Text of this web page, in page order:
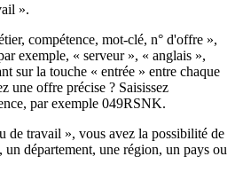
».
compétence, mot-clé, n° d'offre »,
exemple, « serveur », « anglais »,
sur la touche « entrée » entre chaque
une offre précise ? Saisissez
par exemple 049RSNK.
de travail », vous avez la possibilité de
un département, une région, un pays ou